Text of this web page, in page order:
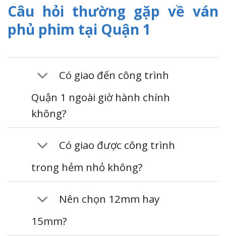
Câu hỏi thường gặp về ván
phủ phim tại Quận 1
Có giao đến công trình
Quận 1 ngoài giờ hành chính
không?
Có giao được công trình
trong hẻm nhỏ không?
Nên chọn 12mm hay
15mm?